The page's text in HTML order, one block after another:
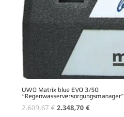
UWO Matrix blue EVO 3/50
“Regenwasserversorgungsmanager”
2.609,67€ 2.348,70 €